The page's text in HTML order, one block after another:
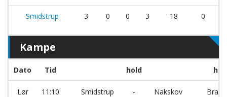
Smidstrup 3 0 0 3 -18 0
Kampe
Dato Tid hold hal
Lør 11:10 Smidstrup - Nakskov